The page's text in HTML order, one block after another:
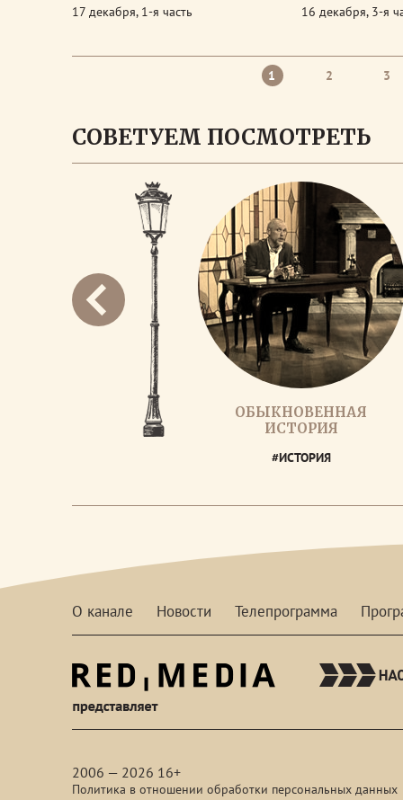
17 декабря, 1-я часть 16 декабря, 3-я
1 2 3
СОВЕТУЕМ ПОСМОТРЕТЬ
ОБЫКНОВЕННАЯ
ИСТОРИЯ
#ИСТОРИЯ
О канале Новости Телепрограмма
2006 — 2026 16+
Политика в отношении обработки персональных данных